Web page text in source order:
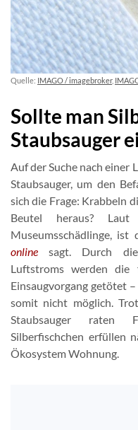
Quelle: IMAGO / imagebroker,
Sollte man
Staubsauger
Auf der Suche nach einer
Staubsauger, um den
sich die Frage: Krabbeln
Beutel heraus?
Museumsschädlinge, ist
online sagt. Durch die
Luftstroms werden die
Einsaugvorgang getötet
somit nicht möglich.
Staubsauger raten
Silberfischchen erfüllen
Ökosystem Wohnung.